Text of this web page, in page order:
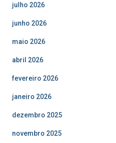
julho 2026
junho 2026
maio 2026
abril 2026
fevereiro 2026
janeiro 2026
dezembro 2025
novembro 2025